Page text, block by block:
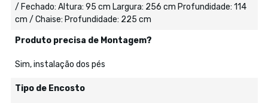
/ Fechado: Altura: 95 cm Largura: 256 cm Profundidade: 114
cm / Chaise: Profundidade: 225 cm
Produto precisa de Montagem?
Sim, instalação dos pés
Tipo de Encosto